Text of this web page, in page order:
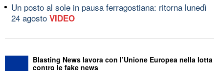
Un posto al sole in pausa ferragostiana: ritorna lunedì
24 agosto VIDEO
Blasting News lavora con l’Unione Europea nella lotta
contro le fake news